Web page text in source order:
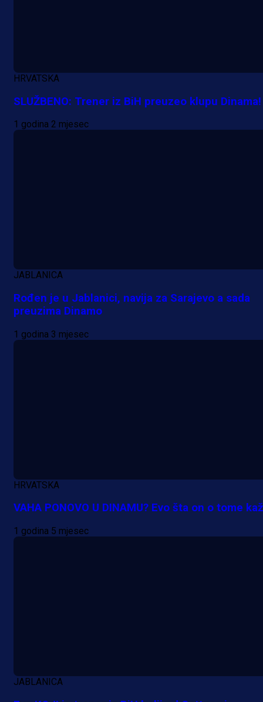
HRVATSKA
SLUŽBENO: Trener iz BiH preuzeo klupu Dinama!
1 godina 2 mjesec
JABLANICA
Rođen je u Jablanici, navija za Sarajevo a sada
preuzima Dinamo
1 godina 3 mjesec
HRVATSKA
VAHA PONOVO U DINAMU? Evo šta on o tome
1 godina 5 mjesec
JABLANICA